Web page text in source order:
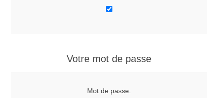
Votre mot de passe
Mot de passe: